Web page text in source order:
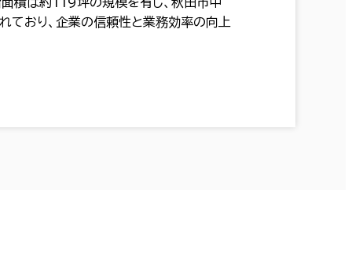
ており、企業の信頼性と業務効率の向上